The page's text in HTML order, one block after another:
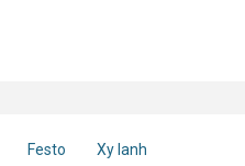
Festo
Xy lanh